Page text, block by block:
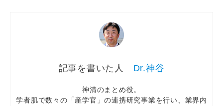
Dr.神谷
神清のまとめ役。
学者肌で数々の「産学官」の連携研究事業を行い、業界内